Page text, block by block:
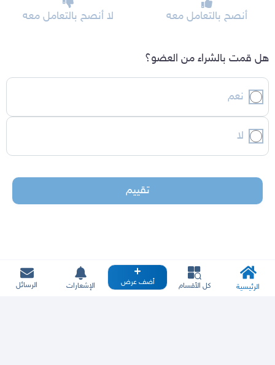
أنصح بالتعامل معه لا أنصح بالتعامل معه
هل قمت بالشراء من العضو؟
نعم
لا
تقييم
الرئيسية كل الأقسام أضف عرض الإشعارات الرسائل